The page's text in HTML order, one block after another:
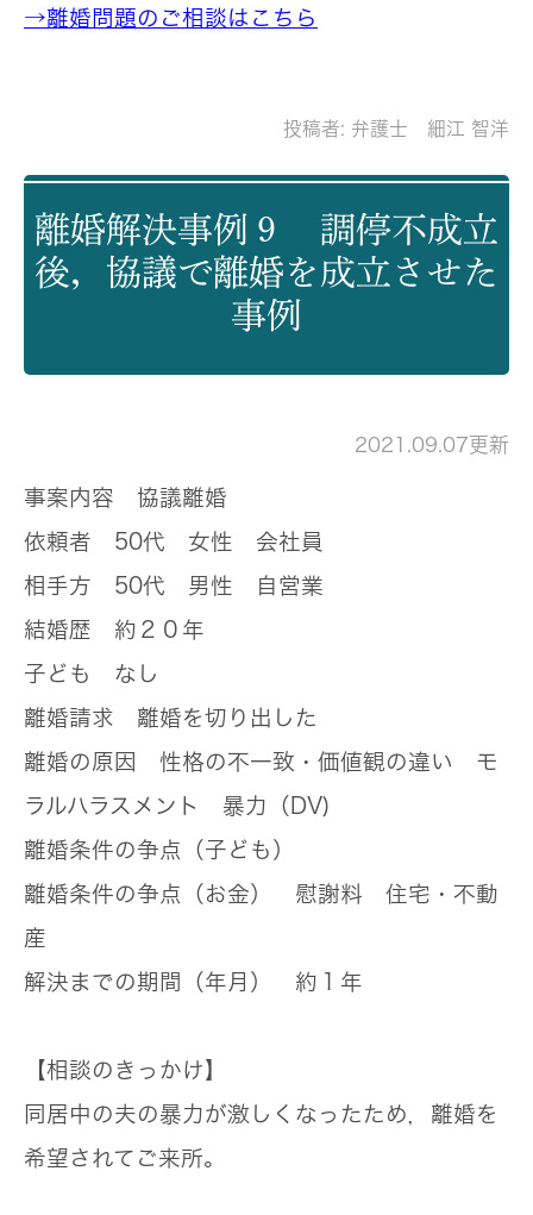
→離婚問題のご相談はこちら
投稿者: 弁護士 細江 智洋
離婚解決事例９ 調停不成立
後，協議で離婚を成立させた
事例
2021.09.07更新
事案内容 協議離婚
依頼者 50代 女性 会社員
相手方 50代 男性 自営業
結婚歴 約２０年
子ども なし
離婚請求 離婚を切り出した
離婚の原因 性格の不一致・価値観の違い モ
ラルハラスメント 暴力（DV)
離婚条件の争点（子ども）
離婚条件の争点（お金） 慰謝料 住宅・不動
産
解決までの期間（年月） 約１年
【相談のきっかけ】
同居中の夫の暴力が激しくなったため，離婚を
希望されてご来所。